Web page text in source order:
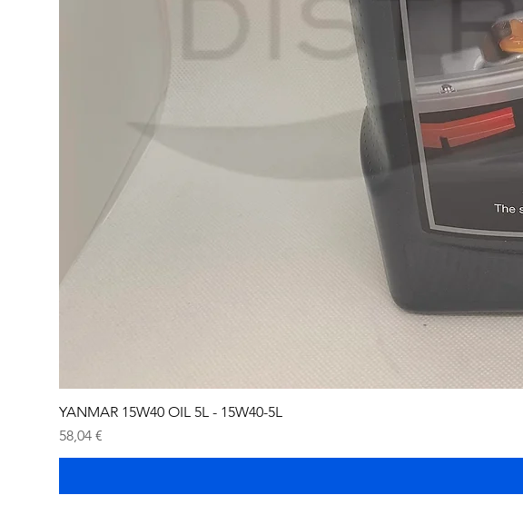
YANMAR 15W40 OIL 5L - 15W40-5L
Prix
58,04 €